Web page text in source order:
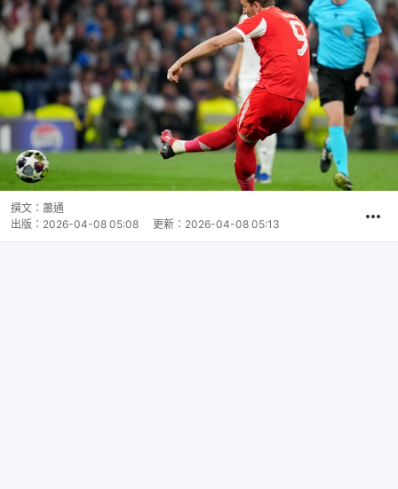
撰文： 蕭通
出版： 2026-04-08 05:08 更新： 2026-04-08 05:13